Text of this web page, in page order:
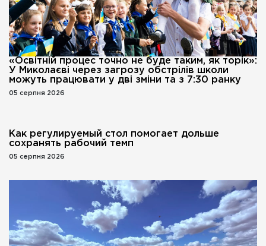
«Освітній процес точно не буде таким, як торік»:
У Миколаєві через загрозу обстрілів школи
можуть працювати у дві зміни та з 7:30 ранку
05 серпня 2026
Как регулируемый стол помогает дольше
сохранять рабочий темп
05 серпня 2026